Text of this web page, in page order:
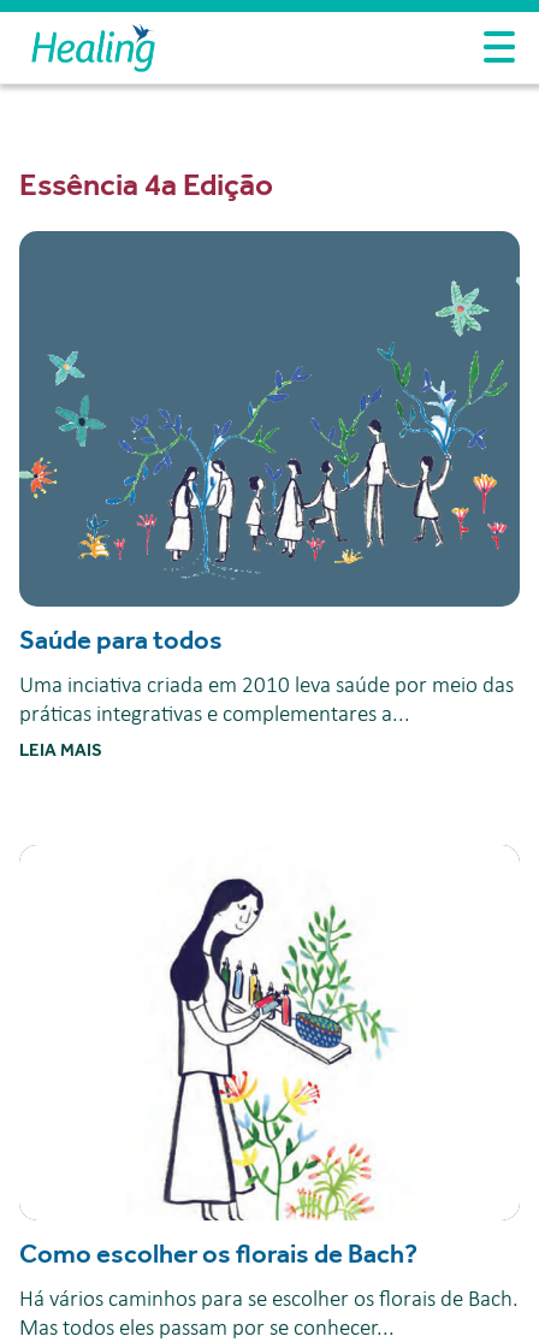
Essência 4a Edição
Saúde para todos
Uma inciativa criada em 2010 leva saúde por meio das
práticas integrativas e complementares a...
LEIA MAIS
Como escolher os florais de Bach?
Há vários caminhos para se escolher os florais de Bach.
Mas todos eles passam por se conhecer...